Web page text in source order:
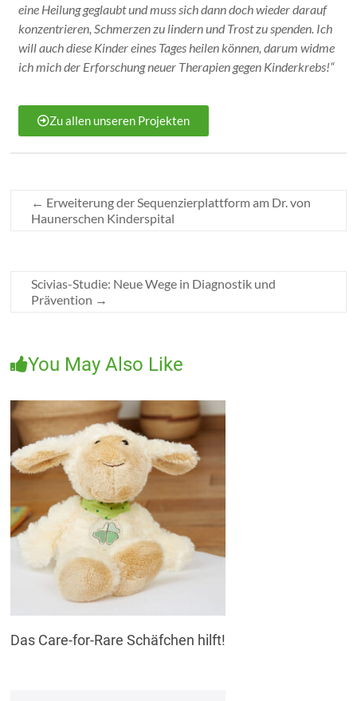
eine Heilung geglaubt und muss sich dann doch wieder darauf
konzentrieren, Schmerzen zu lindern und Trost zu spenden. Ich
will auch diese Kinder eines Tages heilen können, darum widme
ich mich der Erforschung neuer Therapien gegen Kinderkrebs!“
Zu allen unseren Projekten
← Erweiterung der Sequenzierplattform am Dr. von
Haunerschen Kinderspital
Scivias-Studie: Neue Wege in Diagnostik und
Prävention →
You May Also Like
Das Care-for-Rare Schäfchen hilft!